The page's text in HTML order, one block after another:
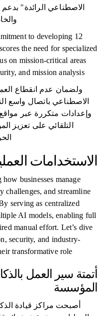
الاصطناعي الرائدة"
to developing 12
the need for specialized
on mission-critical areas
and mission analysis.
ولضمان عدم انقطاع
الاصطناعي باتصال واسع
وإعدادات متكررة عبر
التلقائي على تعزيز
الاستخدامات
businesses manage
challenges, and streamline
serving as centralized
AI models, enabling full
manual effort. Let’s dive
security, and industry-
transformative role.
أتمتة سير العمل
المؤسسة
أصبحت مراكز قيادة